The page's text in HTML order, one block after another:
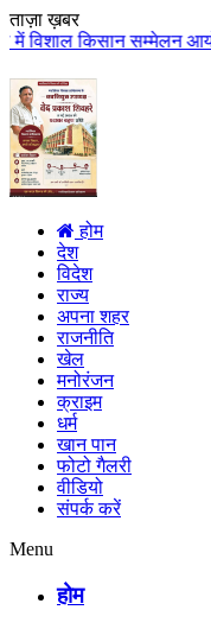
ताज़ा ख़बर
आयोजित लगभग
होम
देश
विदेश
राज्य
अपना शहर
राजनीति
खेल
मनोरंजन
क्राइम
धर्म
खान पान
फोटो गैलरी
वीडियो
संपर्क करें
Menu
होम